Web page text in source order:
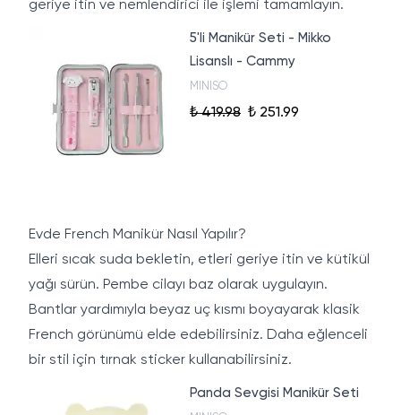
geriye itin ve nemlendirici ile işlemi tamamlayın.
5'li Manikür Seti - Mikko
Lisanslı - Cammy
MINISO
₺ 419.98 ₺ 251.99
Evde French Manikür Nasıl Yapılır?
Elleri sıcak suda bekletin, etleri geriye itin ve kütikül
yağı sürün. Pembe cilayı baz olarak uygulayın.
Bantlar yardımıyla beyaz uç kısmı boyayarak klasik
French görünümü elde edebilirsiniz. Daha eğlenceli
bir stil için tırnak sticker kullanabilirsiniz.
Panda Sevgisi Manikür Seti